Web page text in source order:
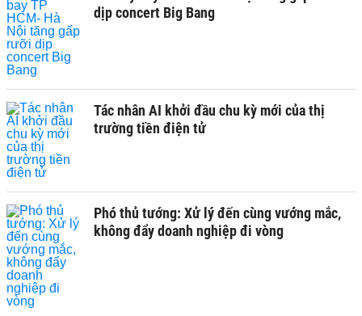
dịp concert Big Bang
Tác nhân AI khởi đầu chu kỳ mới của thị
trường tiền điện tử
Phó thủ tướng: Xử lý đến cùng vướng mắc,
không đẩy doanh nghiệp đi vòng